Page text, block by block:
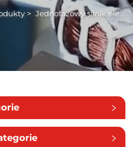
> Jednofazowy silnik elektryczny